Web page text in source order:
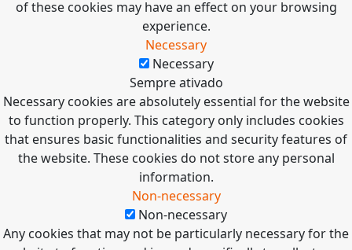
of these cookies may have an effect on your browsing
experience.
Necessary
Necessary
Sempre ativado
Necessary cookies are absolutely essential for the website
to function properly. This category only includes cookies
that ensures basic functionalities and security features of
the website. These cookies do not store any personal
information.
Non-necessary
Non-necessary
Any cookies that may not be particularly necessary for the